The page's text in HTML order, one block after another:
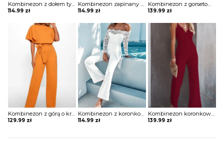
Kombinezon z dołem typu alladynki
114.99 zł
Kombinezon zapinany na guziki z kieszeniami na biuście w modny print
114.99 zł
Kombinezon z gorsetową górą i szerokimi nogawkami
139.99 zł
Kombinezon z górą o kroju nietoperza i wiązaniem w pasie
129.99 zł
Kombinezon z koronkowym hiszpańskim dekoltem
114.99 zł
Kombinezon koronkowy z odkrytymi plecami
139.99 zł